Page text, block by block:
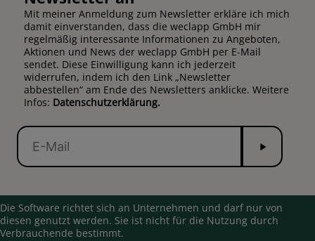
Mit meiner Anmeldung zum Newsletter erkläre ich mich
damit einverstanden, dass die weclapp GmbH mir
regelmäßig interessante Informationen zu Angeboten,
Aktionen und News der weclapp GmbH per E-Mail
sendet. Diese Einwilligung kann ich jederzeit
widerrufen, indem ich den Link „Newsletter
abbestellen“ am Ende des Newsletters anklicke. Weitere
Infos: Datenschutzerklärung.
E-
Mail
Senden
Die Software richtet sich an Unternehmen und darf nur von
diesen genutzt werden. Sie ist nicht für die Nutzung durch
Verbrauchende bestimmt.